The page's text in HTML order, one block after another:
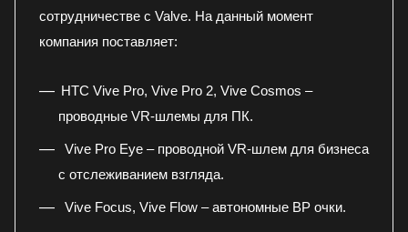
сотрудничестве с Valve. На данный момент
компания поставляет:
HTC Vive Pro, Vive Pro 2, Vive Cosmos –
проводные VR-шлемы для ПК.
Vive Pro Eye – проводной VR-шлем для бизнеса
с отслеживанием взгляда.
Vive Focus, Vive Flow – автономные ВР очки.